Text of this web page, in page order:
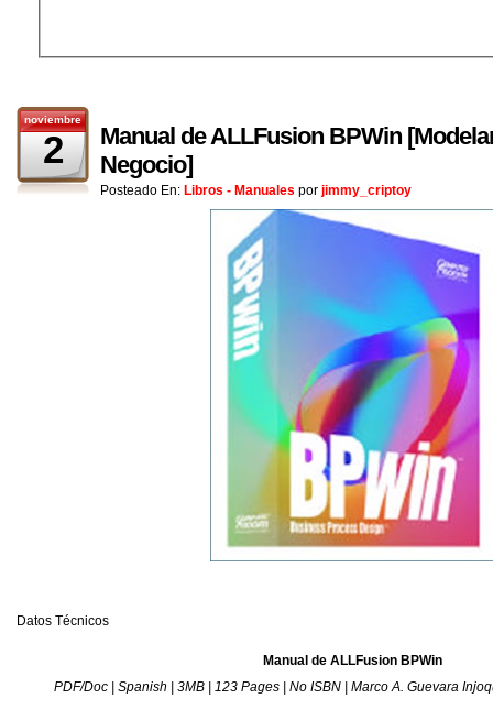
noviembre
2
Manual de ALLFusion BPWin
Negocio]
Posteado En: Libros - Manuales por jimmy_criptoy
Datos Técnicos
Manual de ALLFusion BPWin
PDF/Doc | Spanish | 3MB | 123 Pages | No ISBN | Marco A. Guevara